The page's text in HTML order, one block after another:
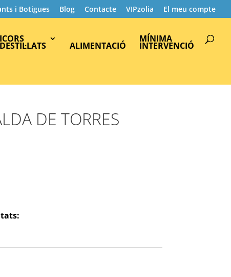
i Botigues Blog Contacte VIPzolia El meu compte
ALIMENTACIÓ
MÍNIMA
INTERVENCIÓ
search
DE TORRES